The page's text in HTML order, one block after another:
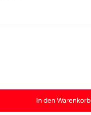
In den Warenkorb